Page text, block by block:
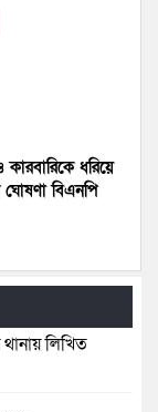
ধরিয়ে
ঘোষণা বিএনপি
লিখিত